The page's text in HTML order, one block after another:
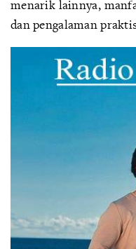
menarik lainnya,
dan pengalaman